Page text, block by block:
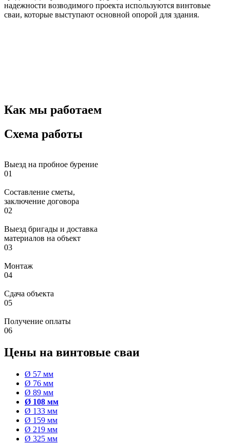
надежности возводимого проекта используются винтовые
сваи, которые выступают основной опорой для здания.
Как мы работаем
Схема работы
Выезд на пробное бурение
01
Составление сметы,
заключение договора
02
Выезд бригады и доставка
материалов на объект
03
Монтаж
04
Сдача объекта
05
Получение оплаты
06
Цены на винтовые сваи
Ø 57 мм
Ø 76 мм
Ø 89 мм
Ø 108 мм
Ø 133 мм
Ø 159 мм
Ø 219 мм
Ø 325 мм